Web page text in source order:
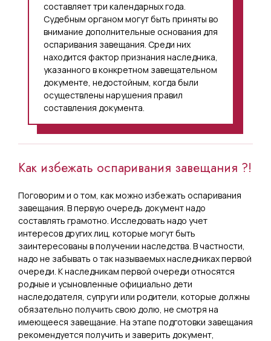
составляет три календарных года.
Судебным органом могут быть приняты во
внимание дополнительные основания для
оспаривания завещания. Среди них
находится фактор признания наследника,
указанного в конкретном завещательном
документе, недостойным, когда были
осуществлены нарушения правил
составления документа.
Как избежать оспаривания завещания ?!
Поговорим и о том, как можно избежать оспаривания
завещания. В первую очередь документ надо
составлять грамотно. Исследовать надо учет
интересов других лиц, которые могут быть
заинтересованы в получении наследства. В частности,
надо не забывать о так называемых наследниках первой
очереди. К наследникам первой очереди относятся
родные и усыновленные официально дети
наследодателя, супруги или родители, которые должны
обязательно получить свою долю, не смотря на
имеющееся завещание. На этапе подготовки завещания
рекомендуется получить и заверить документ,